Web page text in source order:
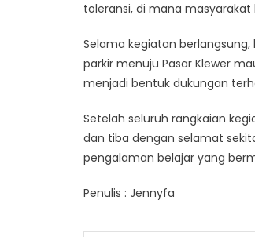
toleransi, di mana
Selama kegiatan
parkir menuju Pasar Klewer
menjadi bentuk dukungan
Setelah seluruh rangkaian
dan tiba dengan selamat
pengalaman belajar yang
Penulis : Jennyfa